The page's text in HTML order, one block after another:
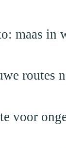
maas in
routes
voor